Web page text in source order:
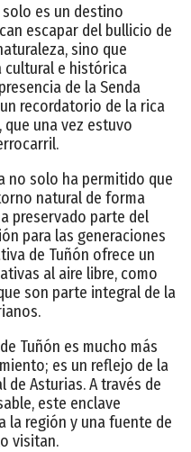
solo es un destino
escapar del bullicio de
sino que
cultural e histórica
de la Senda
recordatorio de la rica
una vez estuvo
no solo ha permitido que
natural de forma
preservado parte del
para las generaciones
de Tuñón ofrece un
al aire libre, como
son parte integral de la
Tuñón es mucho más
es un reflejo de la
Asturias. A través de
este enclave
la región y una fuente de
visitan.